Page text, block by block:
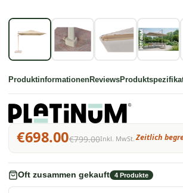
ProduktinformationenReviews
€698.00€799.00Inkl. MwSt. Zeitlich
Oft zusammen gekauft 4 Produkte